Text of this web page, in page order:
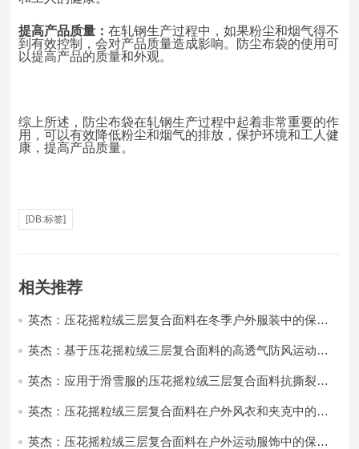
提高产品质量：在轧钢生产过程中，如果粉尘和烟气得不
到有效控制，会对产品质量造成影响。防尘布袋的使用可
以提高产品的质量和外观。
综上所述，防尘布袋在轧钢生产过程中起着非常重要的作
用，可以有效降低粉尘和烟气的排放，保护环境和工人健
康，提高产品质量。
[DB:标签]
相关推荐
英杰：压花摇粒绒三层复合面料在冬季户外服装中的保暖
英杰：基于压花摇粒绒三层复合面料的高透气防风运动服
英杰：应用于滑雪服的压花摇粒绒三层复合面料抗撕裂与
英杰：压花摇粒绒三层复合面料在户外风衣和夹克中的应
英杰：压花摇粒绒三层复合面料在户外运动服饰中的保暖